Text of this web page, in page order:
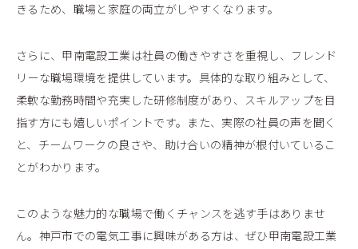
きるため、職場と家庭の両立がしやすくなります。
さらに、甲南電設工業は社員の働きやすさを重視し、フレンド
リーな職場環境を提供しています。具体的な取り組みとして、
柔軟な勤務時間や充実した研修制度があり、スキルアップを目
指す方にも嬉しいポイントです。また、実際の社員の声を聞く
と、チームワークの良さや、助け合いの精神が根付いているこ
とがわかります。
このような魅力的な職場で働くチャンスを逃す手はありませ
ん。神戸市での電気工事に興味がある方は、ぜひ甲南電設工業